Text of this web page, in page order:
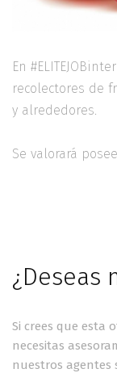
En
recolectores de
y alrededores.
Se valorará
¿Deseas
Si crees que esta
necesitas
nuestros agentes